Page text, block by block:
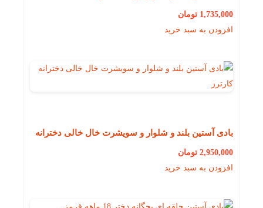
1,735,000 تومان
افزودن به سبد خرید
بادی آستین بلند و شلوار و سویشرت خال خالی دخترانه
2,950,000 تومان
افزودن به سبد خرید